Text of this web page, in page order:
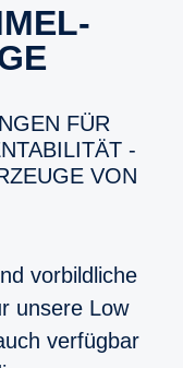
-
VON
vorbildliche
unsere Low
verfügbar